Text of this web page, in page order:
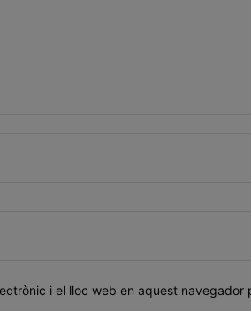
i el lloc web en aquest